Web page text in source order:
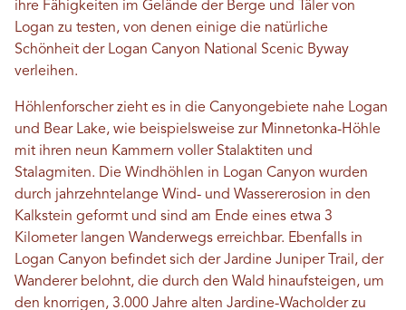
ihre Fähigkeiten im Gelände der Berge und Täler von
Logan zu testen, von denen einige die natürliche
Schönheit der Logan Canyon National Scenic Byway
verleihen.
Höhlenforscher zieht es in die Canyongebiete nahe Logan
und Bear Lake, wie beispielsweise zur Minnetonka-Höhle
mit ihren neun Kammern voller Stalaktiten und
Stalagmiten. Die Windhöhlen in Logan Canyon wurden
durch jahrzehntelange Wind- und Wassererosion in den
Kalkstein geformt und sind am Ende eines etwa 3
Kilometer langen Wanderwegs erreichbar. Ebenfalls in
Logan Canyon befindet sich der Jardine Juniper Trail, der
Wanderer belohnt, die durch den Wald hinaufsteigen, um
den knorrigen, 3.000 Jahre alten Jardine-Wacholder zu